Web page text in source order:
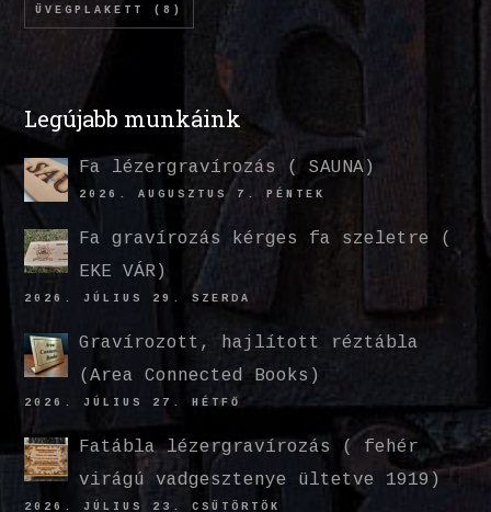
ÜVEGPLAKETT (8)
Legújabb munkáink
Fa lézergravírozás ( SAUNA)
2026. AUGUSZTUS 7. PÉNTEK
Fa gravírozás kérges fa szeletre (
EKE VÁR)
2026. JÚLIUS 29. SZERDA
Gravírozott, hajlított réztábla
(Area Connected Books)
2026. JÚLIUS 27. HÉTFŐ
Fatábla lézergravírozás ( fehér
virágú vadgesztenye ültetve 1919)
2026. JÚLIUS 23. CSÜTÖRTÖK